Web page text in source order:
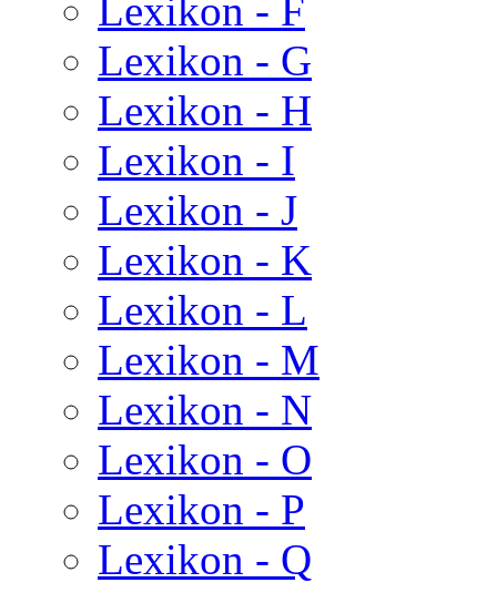
Lexikon - F
Lexikon - G
Lexikon - H
Lexikon - I
Lexikon - J
Lexikon - K
Lexikon - L
Lexikon - M
Lexikon - N
Lexikon - O
Lexikon - P
Lexikon - Q